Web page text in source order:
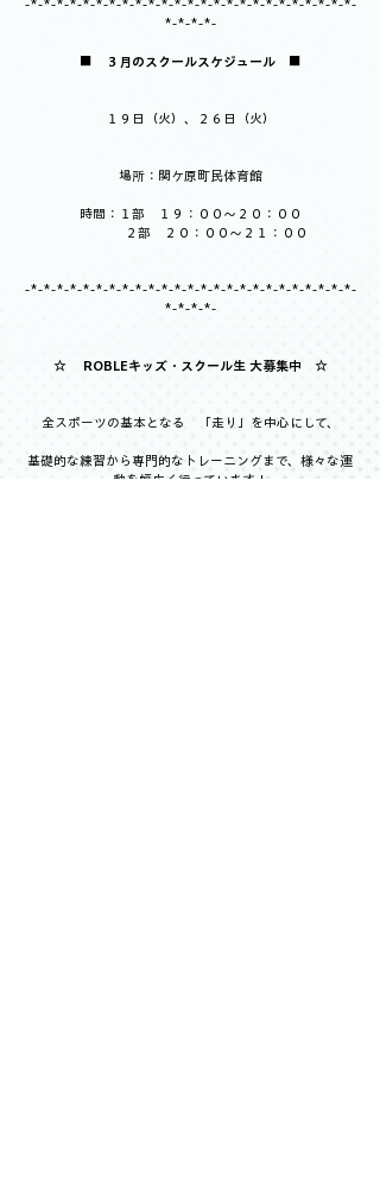
-*-*-*-*-*-*-*-*-*-*-*-*-*-*-*-*-*-*-*-*-*-*-*-*-*-
*-*-*-*-
３月のスクールスケジュール ■
１９日（火）、２６日（火）
場所：関ケ原町民体育館
時間：１部　１９：００～２０：００
２部　２０：００～２１：００
-*-*-*-*-*-*-*-*-*-*-*-*-*-*-*-*-*-*-*-*-*-*-*-*-*-
*-*-*-*-
☆ 　ROBLEキッズ・スクール生 大募集中　☆
全スポーツの基本となる　「走り」を中心にして、
基礎的な練習から専門的なトレーニングまで、様々な運
動を幅広く行っています！